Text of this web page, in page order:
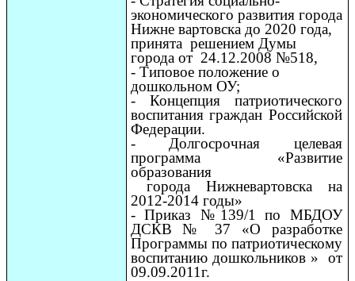
экономического развития города
Нижне вартовска до 2020 года,
принята решением Думы
города от 24.12.2008 №518,
- Типовое положение о
дошкольном ОУ;
- Концепция патриотического
воспитания граждан Российской
Федерации.
- Долгосрочная целевая
программа «Развитие
образования
города Нижневартовска на
2012-2014 годы»
- Приказ №139/1 по МБДОУ
ДСКВ № 37 «О разработке
Программы по патриотическому
воспитанию дошкольников » от
09.09.2011г.